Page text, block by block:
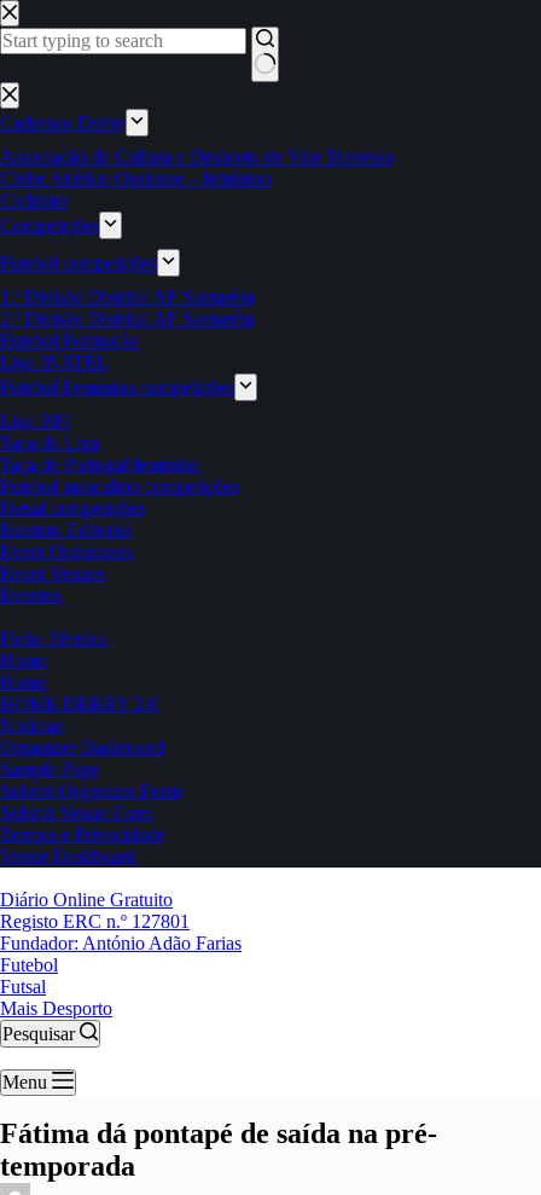
Pular
para
o
Sem
resultados
Cadernos Derby
Associação de Cultura e Desporto de Vale Travesso
Clube Atlético Ouriense – feminino
Ciclismo
Competições
Futebol competições
1.ª Divisão Distrital AF Santarém
2.ª Divisão Distrital AF Santarém
Futebol Formação
Liga INATEL
Futebol Feminino competições
Liga BPI
Taça da Liga
Taça de Portugal feminina
Futebol masculino competições
Futsal competições
Estatuto Editorial
Event Organizers
Event Venues
Eventos
Ficha Técnica
Home
Home
HOME DERBY 2.0
Notícias
Organizer Dashboard
Sample Page
Submit Organizer Form
Submit Venue Form
Termos e Privacidade
Venue Dashboard
Diário Online Gratuito
Registo ERC n.º 127801
Fundador: António Adão Farias
Futebol
Futsal
Mais Desporto
Pesquisar
Menu
Fátima dá pontapé de saída na pré-
temporada